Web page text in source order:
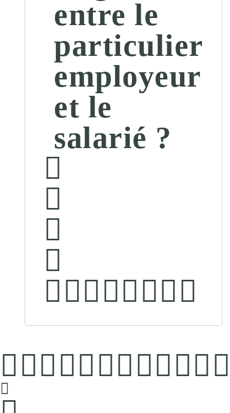
entre le
particulier
employeur
et le
salarié ?